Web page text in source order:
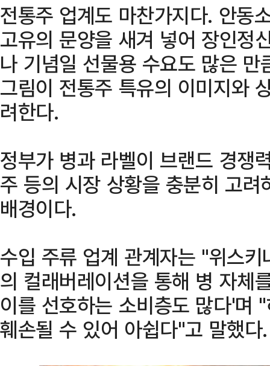
전통주 업계도 마찬가지다. 안동
고유의 문양을 새겨 넣어 장인정
나 기념일 선물용 수요도 많은
그림이 전통주 특유의 이미지와
려한다.
정부가 병과 라벨이 브랜드 경쟁
주 등의 시장 상황을 충분히 고
배경이다.
수입 주류 업계 관계자는 "위스
의 컬래버레이션을 통해 병 자체
이를 선호하는 소비층도 많다'며
훼손될 수 있어 아쉽다"고 말했다.